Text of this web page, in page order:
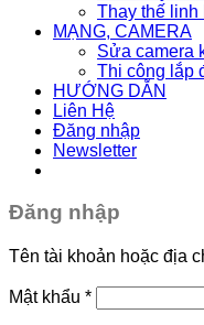
Thay thế linh
MẠNG, CAMERA
Sửa camera
Thi công lắp
HƯỚNG DẪN
Liên Hệ
Đăng nhập
Newsletter
Đăng nhập
Tên tài khoản hoặc địa
Mật khẩu *